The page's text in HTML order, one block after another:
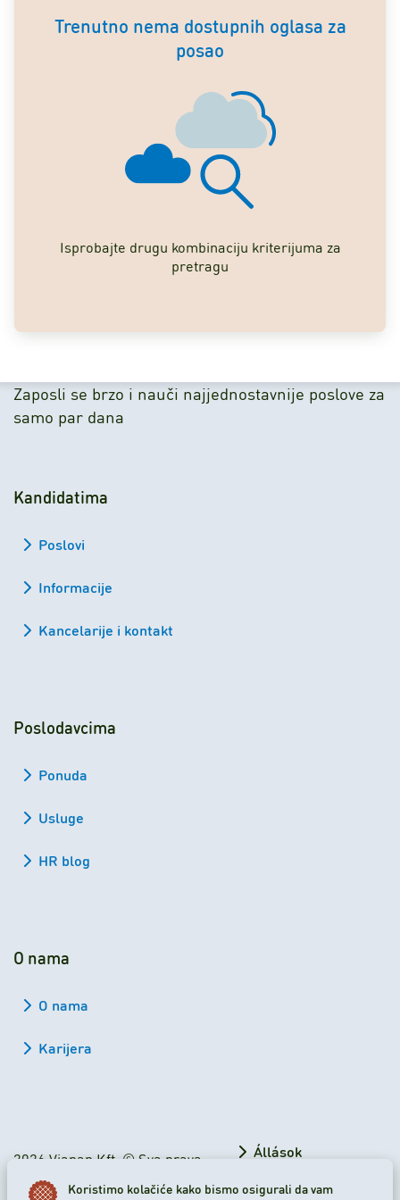
Trenutno nema dostupnih oglasa za
posao
Isprobajte drugu kombinaciju kriterijuma za
pretragu
Zaposli se brzo i nauči najjednostavnije poslove za
samo par dana
Kandidatima
Poslovi
Informacije
Kancelarije i kontakt
Poslodavcima
Ponuda
Usluge
HR blog
O nama
O nama
Karijera
2026 Viapan Kft. © Sva prava
su zadržana.
Állások
Munkavállalóknak
Koristimo kolačiće kako bismo osigurali da vam